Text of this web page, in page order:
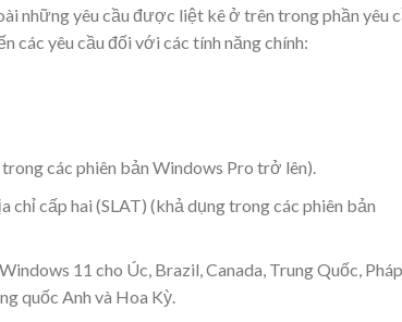
những yêu cầu được liệt kê ở trên trong phần yêu
các yêu cầu đối với các tính năng chính:
các phiên bản Windows Pro trở lên).
cấp hai (SLAT) (khả dụng trong các phiên bản
11 cho Úc, Brazil, Canada, Trung Quốc,
quốc Anh và Hoa Kỳ.